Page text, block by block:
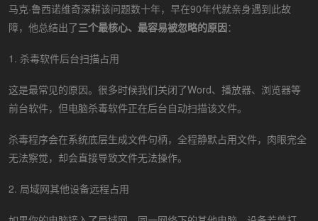
马克·鲁西诺维奇深耕该问题数十年，早在90年代就亲身遇到此故
障，他总结出了三个最核心、最容易被忽略的原因：
1. 杀毒软件后台扫描占用
这是最常见的原因。很多时候我们关闭了Word、播放器、浏览器等
前台软件，但电脑杀毒软件正在后台自动扫描该文件。
杀毒程序会在系统底层生成文件句柄，全程静默占用文件，肉眼完全
无法察觉，却会直接导致文件无法操作。
2. 局域网其他设备远程占用